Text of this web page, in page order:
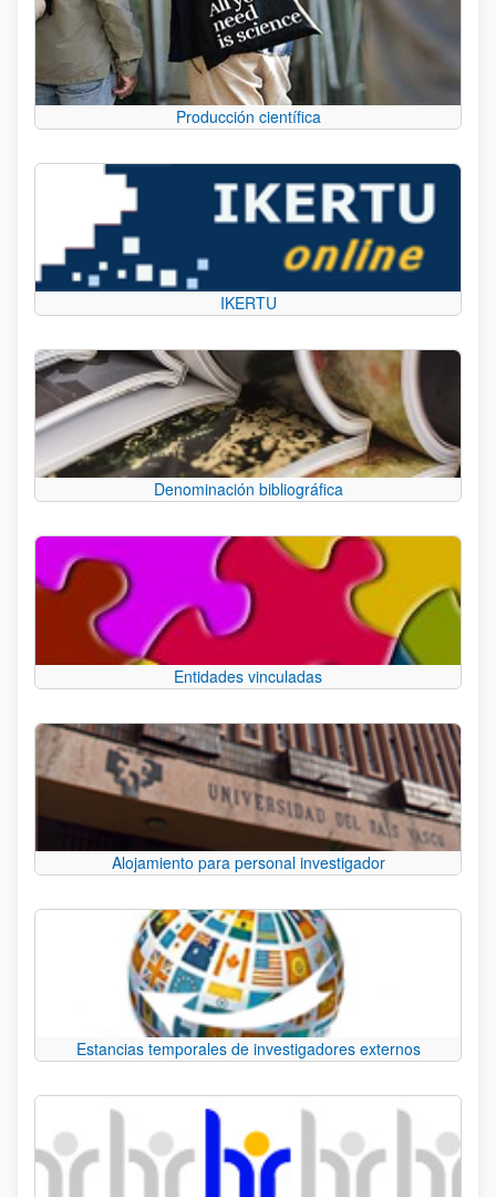
Producción científica
IKERTU
Denominación bibliográfica
Entidades vinculadas
Alojamiento para personal investigador
Estancias temporales de investigadores externos